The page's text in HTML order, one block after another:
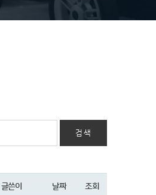
글쓴이 날짜 조회